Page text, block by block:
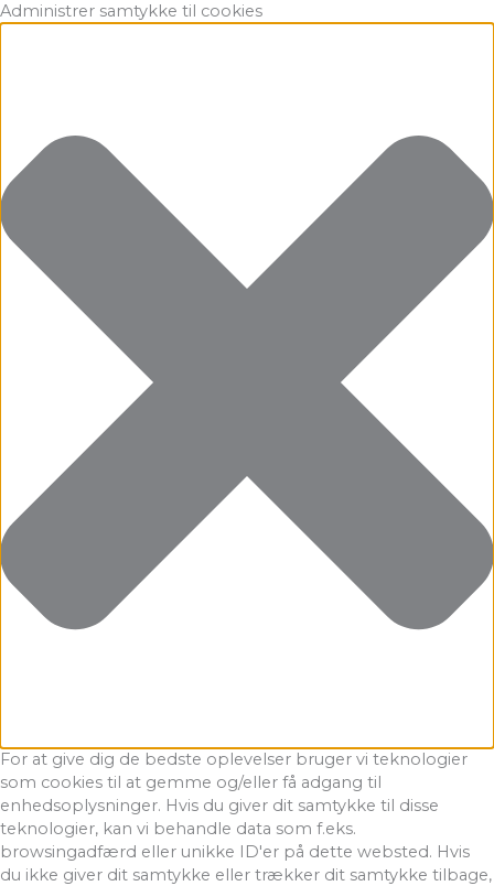
Administrer samtykke til cookies
For at give dig de bedste oplevelser bruger vi teknologier
som cookies til at gemme og/eller få adgang til
enhedsoplysninger. Hvis du giver dit samtykke til disse
teknologier, kan vi behandle data som f.eks.
browsingadfærd eller unikke ID'er på dette websted. Hvis
du ikke giver dit samtykke eller trækker dit samtykke tilbage,
Funktionsdygtig
Præferencer
Statistikker
Marketing
Gå
til